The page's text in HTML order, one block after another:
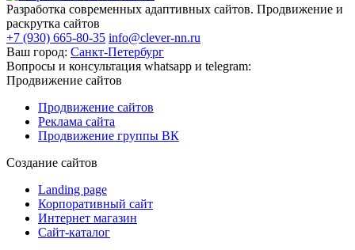
Разработка современных адаптивных сайтов. Продвижение и
раскрутка сайтов
+7 (930) 665-80-35 info@clever-nn.ru
Ваш город: Санкт-Петербург
Вопросы и консультация whatsapp и telegram:
Продвижение сайтов
Продвижение сайтов
Реклама сайта
Продвижение группы ВК
Создание сайтов
Landing page
Корпоративный сайт
Интернет магазин
Сайт-каталог